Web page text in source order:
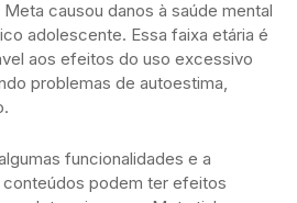
causou danos à saúde mental
adolescente. Essa faixa etária é
aos efeitos do uso excessivo
problemas de autoestima,
funcionalidades e a
podem ter efeitos